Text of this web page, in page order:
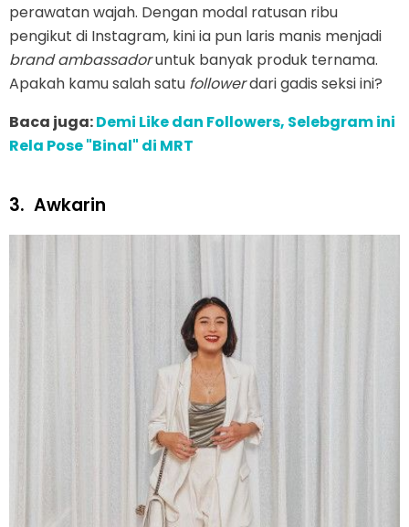
perawatan wajah. Dengan modal ratusan ribu
pengikut di Instagram, kini ia pun laris manis menjadi
brand ambassadoruntuk banyak produk ternama.
Apakah kamu salah satu followerdari gadis seksi ini?
Baca juga:Demi Like dan Followers, Selebgram ini
Rela Pose "Binal" di MRT
3. Awkarin